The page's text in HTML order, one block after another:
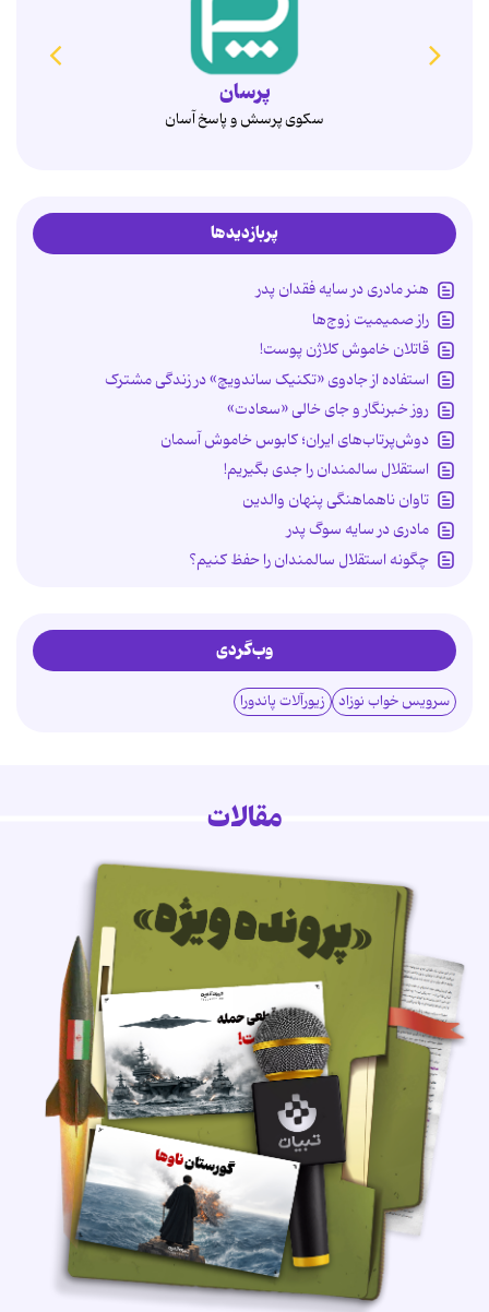
همدم
انتخاب آگاهانه، ازدواج پایدار
پربازدیدها
هنر مادری در سایه‌ فقدان پدر
راز صمیمیت زوج‌ها
قاتلان خاموش کلاژن پوست!
استفاده از جادوی «تکنیک ساندویچ» در زندگی مشترک
روز خبرنگار و جای خالی «سعادت»
دوش‌پرتاب‌های ایران؛ کابوس خاموش آسمان
استقلال سالمندان را جدی بگیریم!
تاوان ناهماهنگی پنهان والدین
مادری در سایه سوگ پدر
چگونه استقلال سالمندان را حفظ کنیم؟
وب‌گردی
سرویس خواب نوزاد زیورآلات پاندورا
مقالات